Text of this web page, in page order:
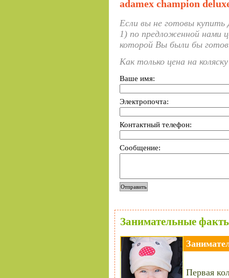
adamex champion
Если вы не готовы купить
1) по предложенной нами
которой Вы были бы
Как только цена на
Ваше имя:
Электропочта:
Контактный телефон:
Сообщение:
Занимательные
Первая